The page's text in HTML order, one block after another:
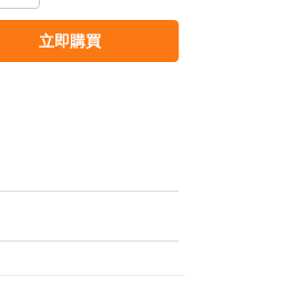
立即購買